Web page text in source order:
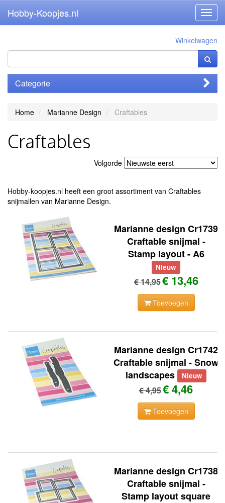
Hobby-Koopjes.nl
Winkelwagen
Categorie
Home Marianne Design Craftables
Craftables
Volgorde
Hobby-koopjes.nl heeft een groot assortiment van Craftables
snijmallen van Marianne Design.
Marianne design Cr1739
Craftable snijmal -
Stamp layout - A6
Nieuw
€ 14,95€ 13,46
Toevoegen
Marianne design Cr1742
Craftable snijmal - Snow
landscapes Nieuw
€ 4,95€ 4,46
Toevoegen
Marianne design Cr1738
Craftable snijmal -
Stamp layout square